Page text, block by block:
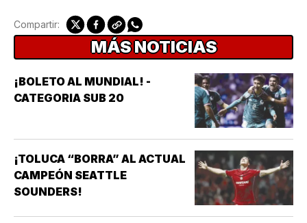
Compartir:
MÁS NOTICIAS
¡BOLETO AL MUNDIAL! -
CATEGORIA SUB 20
¡TOLUCA “BORRA” AL ACTUAL
CAMPEÓN SEATTLE
SOUNDERS!